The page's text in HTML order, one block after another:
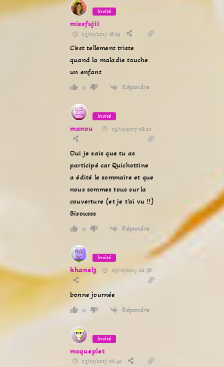
Invité
missfujii
03/10/2017 18:29
C’est tellement triste
quand la maladie touche
un enfant
0 Répondre
Invité
manou 03/10/2017 08:20
Oui je sais que tu as
participé car Quichottine
a édité le sommaire et que
nous sommes tous sur la
couverture (et je t’ai vu !!)
Bisousss
0 Répondre
Invité
khanel3 03/10/2017 06:58
bonne journée
0 Répondre
Invité
moqueplet
03/10/2017 06:40